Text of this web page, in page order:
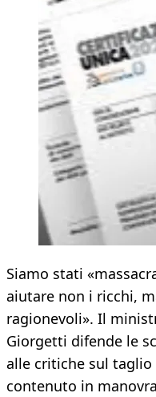
Siamo stati
aiutare non i ricchi,
ragionevoli». Il
Giorgetti difende le
alle critiche sul
contenuto in